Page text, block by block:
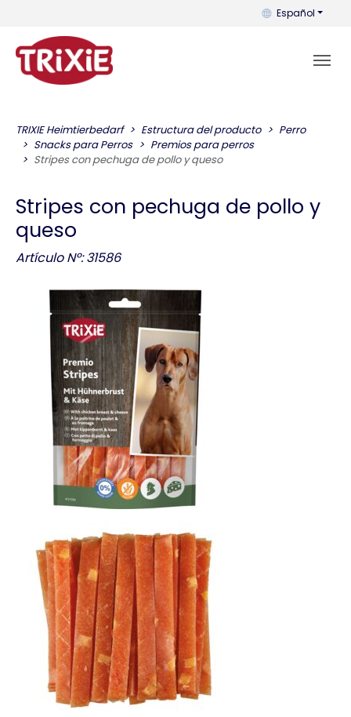
Puedes cambiar
Español
TRIXIE Heimtierbedarf Estructura del producto
Perro
Snacks para Perros
Premios para perros
Stripes con pechuga de pollo y queso
Stripes con pechuga de pollo y
queso
Artículo Nº: 31586